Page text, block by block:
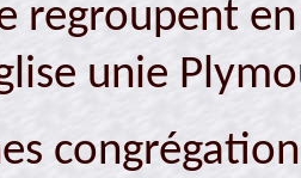
regroupent
unie